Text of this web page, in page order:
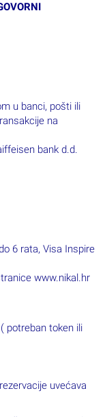
u banci, pošti ili
na
bank d.d.
6 rata, Visa Inspire
www.nikal.hr
potreban token ili
uvećava